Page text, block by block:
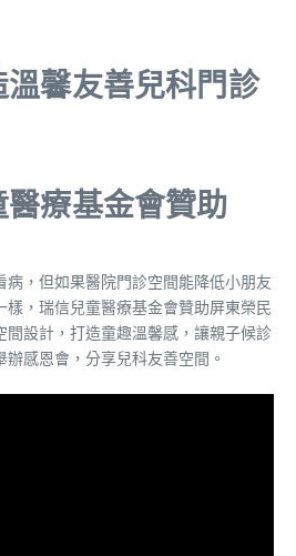
馨友善兒科門診
療基金會贊助
，但如果醫院門診空間能降低小朋友
樣，瑞信兒童醫療基金會贊助屏東榮民
間設計，打造童趣溫馨感，讓親子候診
感恩會，分享兒科友善空間。